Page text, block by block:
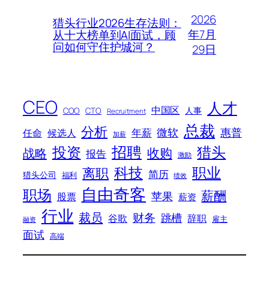
猎头行业2026生存法则：
从十大榜单到AI面试，顾
问如何守住护城河？
2026
年7月
29日
CEO COO CTO Recruitment 中国区 人事 人才
任命 候选人 分析 加薪 年薪 微软 总裁 惠普
战略 投资 报告 招聘 收购 激励 猎头
猎头公司 福利 离职 科技 简历 绩效 职业
职场 股票 自由奇客 苹果 薪资 薪酬
融资 行业 裁员 谷歌 财务 跳槽 辞职 雇主
面试 高端